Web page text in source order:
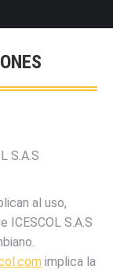
S.A.S
al uso,
S.A.S
implica la